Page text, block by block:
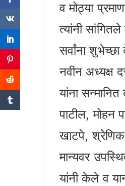
व मोठ्या
त्यांनी
सर्वांना
नवीन अध्यक्ष
यांना
पाटील, मोहन
खाटपे,
मान्यवर
यांनी केले व